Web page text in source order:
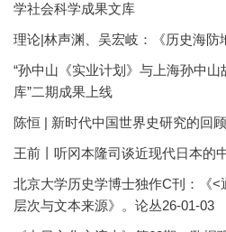
学社会科学成果文库
理论|林声渊、吴宏岐：《历史海防
“孙中山《实业计划》与上海孙中
库”二期成果上线
陈恒 | 新时代中国世界史研究的回
王前丨听冈本隆司谈近现代日本的
北京大学历史学博士独作C刊：《<
层次与文本来源》。论丛26-01-03